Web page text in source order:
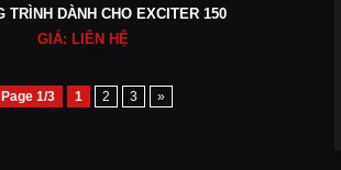
TRÌNH DÀNH CHO EXCITER 150
GIÁ: LIÊN HỆ
Page 1/3 1 2 3 »